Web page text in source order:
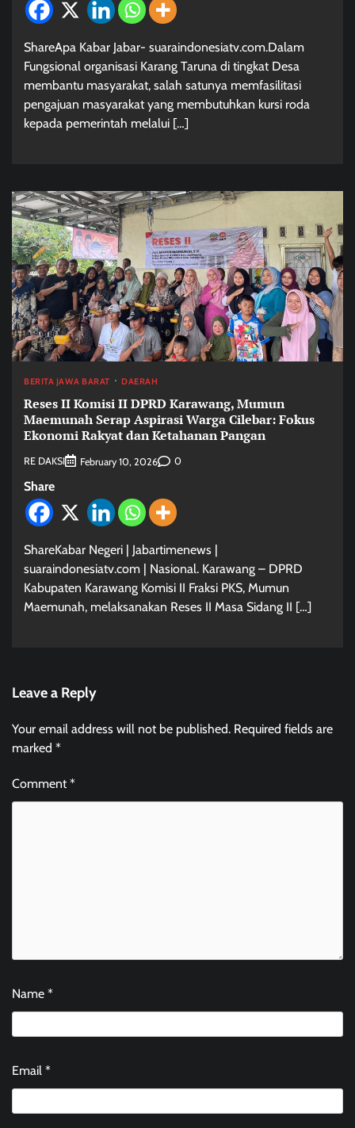
ShareApa Kabar Jabar- suaraindonesiatv.com.Dalam
Fungsional organisasi Karang Taruna di tingkat Desa
membantu masyarakat, salah satunya memfasilitasi
pengajuan masyarakat yang membutuhkan kursi roda
kepada pemerintah melalui […]
BERITA JAWA BARAT DAERAH
Reses II Komisi II DPRD Karawang, Mumun
Maemunah Serap Aspirasi Warga Cilebar: Fokus
Ekonomi Rakyat dan Ketahanan Pangan
RE DAKSI February 10, 2026 0
Share
ShareKabar Negeri | Jabartimenews |
suaraindonesiatv.com | Nasional. Karawang – DPRD
Kabupaten Karawang Komisi II Fraksi PKS, Mumun
Maemunah, melaksanakan Reses II Masa Sidang II […]
Leave a Reply
Your email address will not be published. Required fields are
marked *
Comment*
Name *
Email *